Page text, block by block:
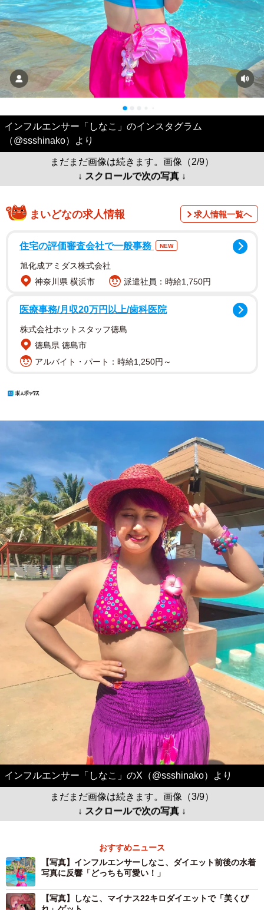
インフルエンサー「しなこ」のインスタグラム
（@ssshinako）より
まだまだ画像は続きます。画像（2/9）
↓ スクロールで次の写真 ↓
まいどなの求人情報 求人情報一覧へ
住宅の評価審査会社で一般事務 NEW
旭化成アミダス株式会社
神奈川県 横浜市
派遣社員：時給1,750円
医療事務/月収20万円以上/歯科医院
株式会社ホットスタッフ徳島
徳島県 徳島市
アルバイト・パート：時給1,250円～
インフルエンサー「しなこ」のX（@ssshinako）より
まだまだ画像は続きます。画像（3/9）
↓ スクロールで次の写真 ↓
おすすめニュース
【写真】インフルエンサーしなこ、ダイエット前後の水着
写真に反響「どっちも可愛い！」
【写真】しなこ、マイナス22キロダイエットで「美くび